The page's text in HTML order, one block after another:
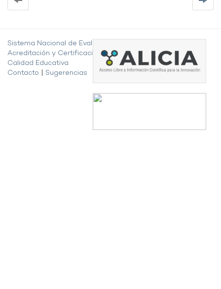
Sistema Nacional de Evaluación,
Acreditación y Certificación de la
Calidad Educativa
Contacto
Sugerencias